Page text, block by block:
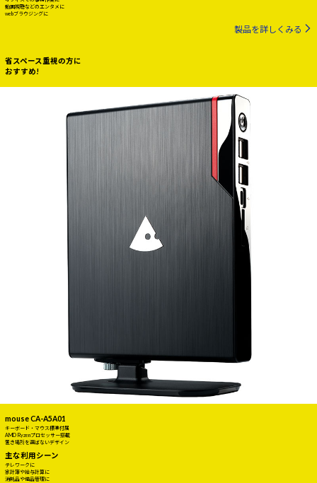
動画視聴などのエンタメに
webブラウジングに
製品を詳しくみる
省スペース重視の方に
おすすめ!
mouse CA-A5A01
キーボード・マウス標準付属
AMD Ryzenプロセッサー搭載
置き場所を選ばないデザイン
主な利用シーン
テレワークに
家計簿や給与計算に
消耗品や備品管理に